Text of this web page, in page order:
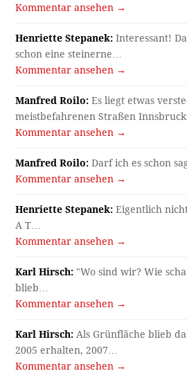
Kommentar ansehen →
Henriette Stepanek: Interessant!
schon eine steinerne…
Kommentar ansehen →
Manfred Roilo: Es liegt etwas
meistbefahrenen Straßen
Kommentar ansehen →
Manfred Roilo: Darf ich es schon
Kommentar ansehen →
Henriette Stepanek: Eigentlich
A T…
Kommentar ansehen →
Karl Hirsch: "Wo sind wir? Wie
blieb…
Kommentar ansehen →
Karl Hirsch: Als Grünfläche blieb
2005 erhalten, 2007…
Kommentar ansehen →